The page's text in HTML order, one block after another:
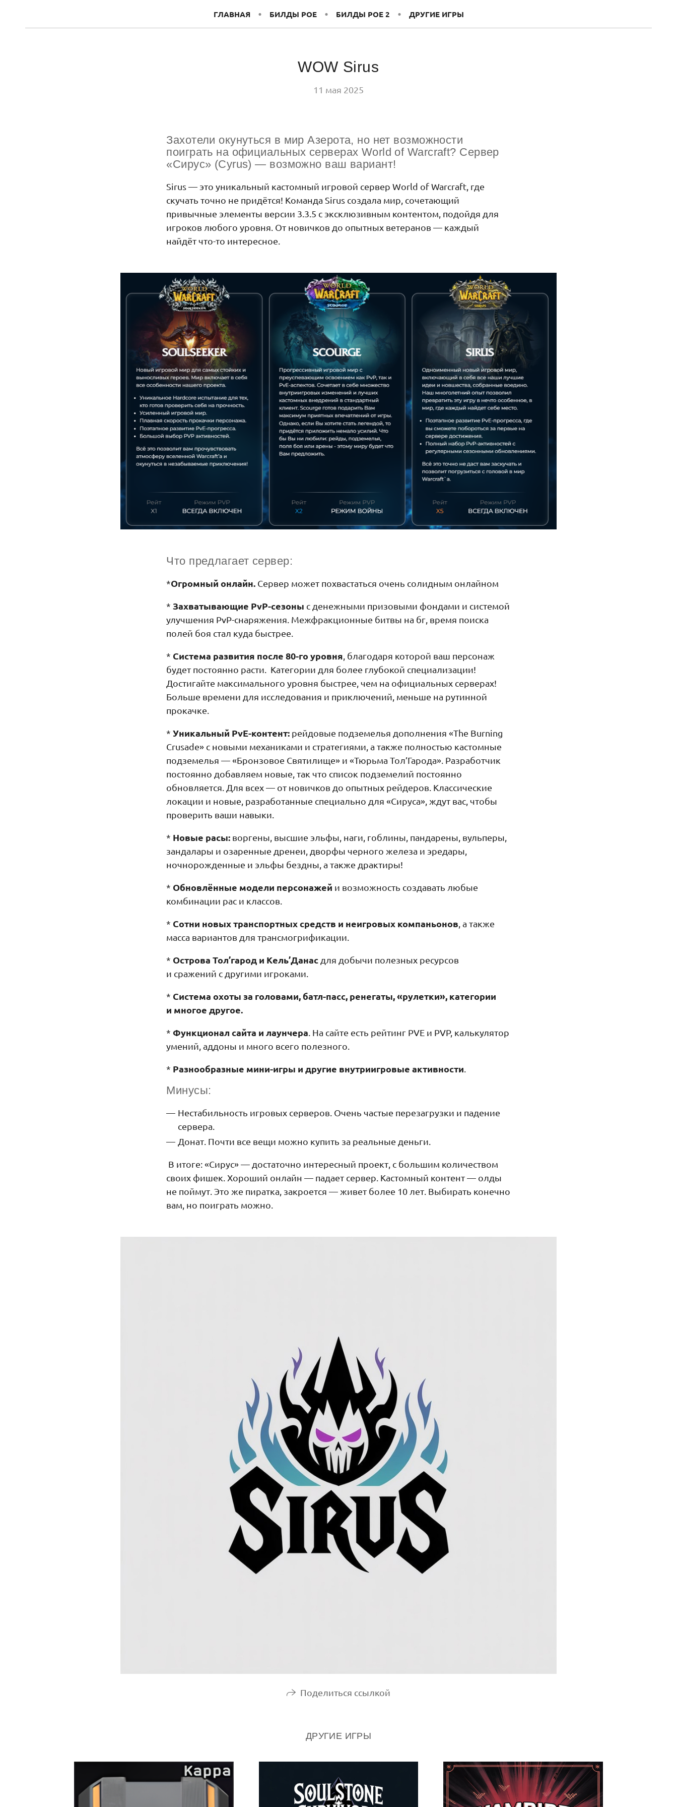
ГЛАВНАЯ БИЛДЫ POE БИЛДЫ POE 2 ДРУГИЕ ИГРЫ
WOW Sirus
11 мая 2025
Захотели окунуться в мир Азерота, но нет возможности
поиграть на официальных серверах World of Warcraft? Сервер
«Сирус» (Cyrus) — возможно ваш вариант!
Sirus — это уникальный кастомный игровой сервер World of Warcraft, где
скучать точно не придётся! Команда Sirus создала мир, сочетающий
привычные элементы версии 3.3.5 с эксклюзивным контентом, подойдя для
игроков любого уровня. От новичков до опытных ветеранов — каждый
найдёт что-то интересное.
Что предлагает сервер:
*Огромный онлайн. Сервер может похвастаться очень солидным онлайном
* Захватывающие PvP-сезоны с денежными призовыми фондами и системой
улучшения PvP-снаряжения. Межфракционные битвы на бг, время поиска
полей боя стал куда быстрее.
* Система развития после 80-го уровня , благодаря которой ваш персонаж
будет постоянно расти. Категории для более глубокой специализации!
Достигайте максимального уровня быстрее, чем на официальных серверах!
Больше времени для исследования и приключений, меньше на рутинной
прокачке.
*Уникальный PvE-контент: рейдовые подземелья дополнения «The Burning
Crusade» с новыми механиками и стратегиями, а также полностью кастомные
подземелья — «Бронзовое Святилище» и «Тюрьма Тол’Гарода». Разработчик
постоянно добавляем новые, так что список подземелий постоянно
обновляется. Для всех — от новичков до опытных рейдеров. Классические
локации и новые, разработанные специально для «Сируса», ждут вас, чтобы
проверить ваши навыки.
* Новые расы: воргены, высшие эльфы, наги, гоблины, пандарены, вульперы,
зандалары и озаренные дренеи, дворфы черного железа и эредары,
ночнорожденные и эльфы бездны, а также драктиры!
* Обновлённые модели персонажей и возможность создавать любые
комбинации рас и классов.
* Сотни новых транспортных средств и неигровых компаньонов , а также
масса вариантов для трансмогрификации.
* Острова Тол’гарод и Кель’Данас для добычи полезных ресурсов
и сражений с другими игроками.
* Система охоты за головами, батл-пасс, ренегаты, «рулетки», категории
и многое другое.
*Функционал сайта и лаунчера . На сайте есть рейтинг PVE и PVP, калькулятор
умений, аддоны и много всего полезного.
* Разнообразные мини-игры и другие внутриигровые активности
Минусы:
Нестабильность игровых серверов. Очень частые перезагрузки и падение
сервера.
Донат. Почти все вещи можно купить за реальные деньги.
В итоге: «Сирус» — достаточно интересный проект, с большим количеством
своих фишек. Хороший онлайн — падает сервер. Кастомный контент — олды
не поймут. Это же пиратка, закроется — живет более 10 лет. Выбирать конечно
вам, но поиграть можно.
Поделиться ссылкой
ДРУГИЕ ИГРЫ